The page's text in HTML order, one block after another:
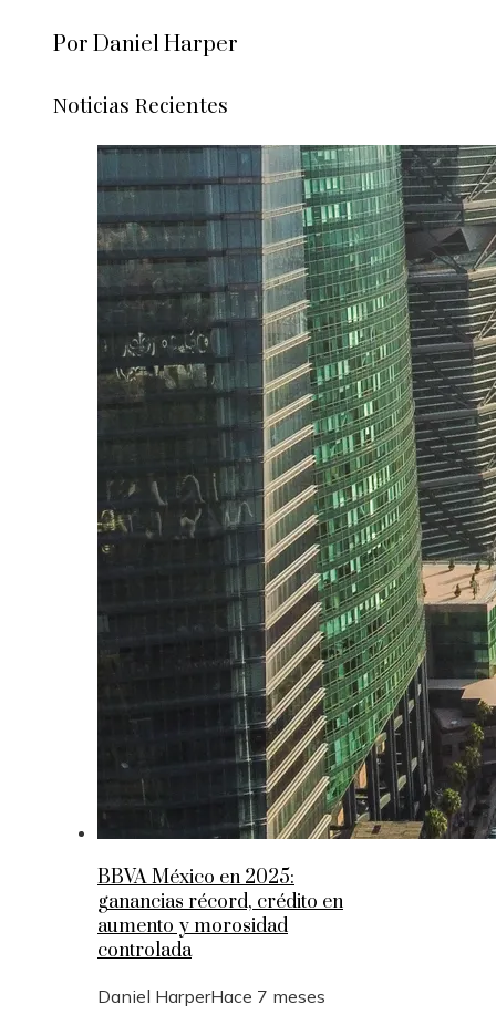
Por Daniel Harper
Noticias Recientes
BBVA México en 2025:
ganancias récord, crédito en
aumento y morosidad
controlada
Daniel HarperHace 7 meses